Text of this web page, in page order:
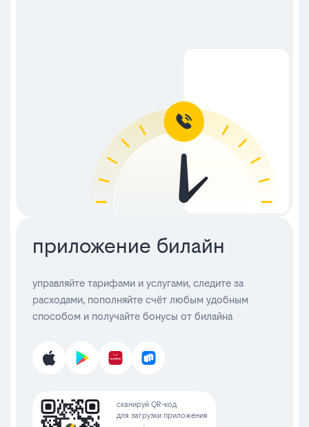
приложение билайн
управляйте тарифами и услугами, следите за
расходами, пополняйте счёт любым удобным
способом и получайте бонусы от билайна
сканируй QR-код
для загрузки приложения